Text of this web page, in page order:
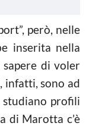
però, nelle
inserita nella
di voler
infatti, sono ad
studiano profili
di Marotta c’è